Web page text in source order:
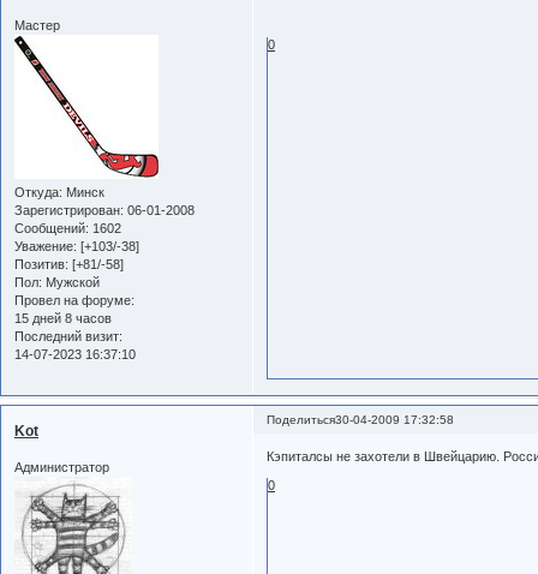
Мастер
Откуда: Минск
Зарегистрирован: 06-01-2008
Сообщений: 1602
Уважение: [+103/-38]
Позитив: [+81/-58]
Пол: Мужской
Провел на форуме:
15 дней 8 часов
Последний визит:
14-07-2023 16:37:10
0
Поделиться30-04-2009 17:32:58
Kot
Администратор
Кэпиталсы не захотели в Швейцарию.
0